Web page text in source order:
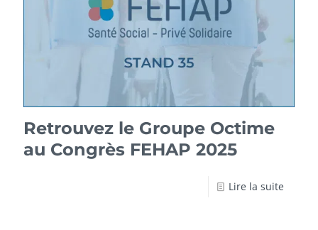
Retrouvez le Groupe Octime
au Congrès FEHAP 2025
Lire la suite